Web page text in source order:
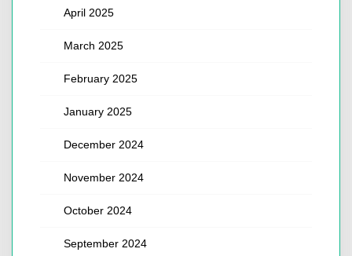
April 2025
March 2025
February 2025
January 2025
December 2024
November 2024
October 2024
September 2024